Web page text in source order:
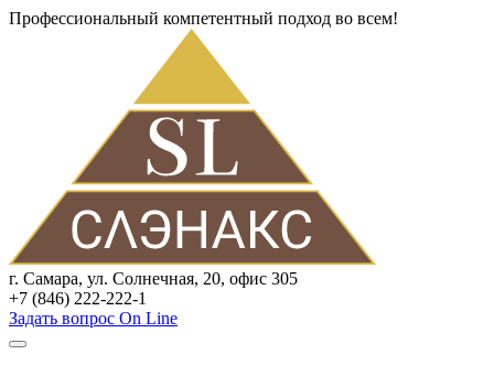
Профессиональный компетентный подход во всем!
г. Самара, ул. Солнечная, 20, офис 305
+7 (846) 222-222-1
Задать вопрос On Line